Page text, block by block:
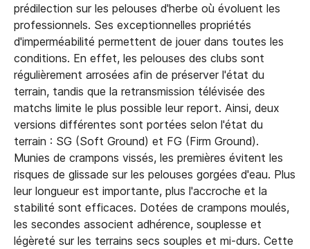
prédilection sur les pelouses d'herbe où évoluent les
professionnels. Ses exceptionnelles propriétés
d'imperméabilité permettent de jouer dans toutes les
conditions. En effet, les pelouses des clubs sont
régulièrement arrosées afin de préserver l'état du
terrain, tandis que la retransmission télévisée des
matchs limite le plus possible leur report. Ainsi, deux
versions différentes sont portées selon l'état du
terrain : SG (Soft Ground) et FG (Firm Ground).
Munies de crampons vissés, les premières évitent les
risques de glissade sur les pelouses gorgées d'eau. Plus
leur longueur est importante, plus l'accroche et la
stabilité sont efficaces. Dotées de crampons moulés,
les secondes associent adhérence, souplesse et
légèreté sur les terrains secs souples et mi-durs. Cette